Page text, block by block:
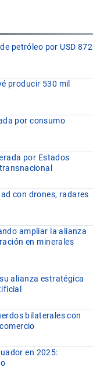
petróleo por USD 872
producir 530 mil
por consumo
por Estados
con drones, radares
ampliar la alianza
en minerales
alianza estratégica
bilaterales con
en 2025: